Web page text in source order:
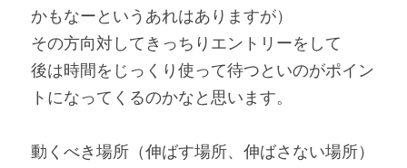
かもなーというあれはありますが）
その方向対してきっちりエントリーをして
後は時間をじっくり使って待つといのがポイン
トになってくるのかなと思います。
動くべき場所（伸ばす場所、伸ばさない場所）